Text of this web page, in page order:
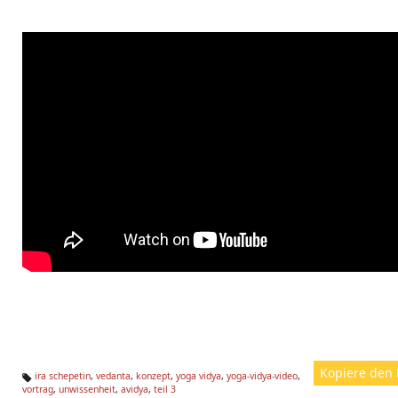
Kopiere den
Ta
ira schepetin, vedanta, konzept, yoga vidya, yoga-vidya-video,
vortrag, unwissenheit, avidya, teil 3